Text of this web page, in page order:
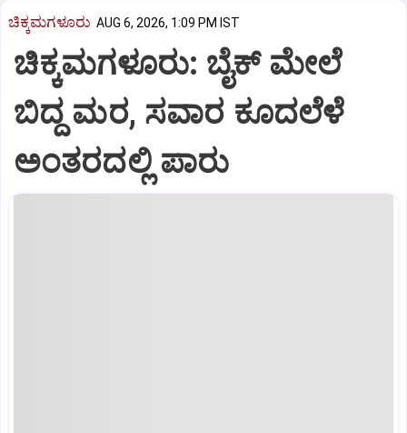
ಚಿಕ್ಕಮಗಳೂರು AUG 6, 2026, 1:09 PM IST
ಚಿಕ್ಕಮಗಳೂರು: ಬೈಕ್ ಮೇಲೆ
ಬಿದ್ದ ಮರ, ಸವಾರ ಕೂದಲೆಳೆ
ಅಂತರದಲ್ಲಿ ಪಾರು